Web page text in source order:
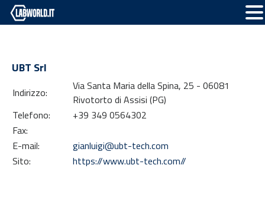
UBT Srl
Indirizzo:
Via Santa Maria della Spina, 25 - 06081
Rivotorto di Assisi (PG)
Telefono:
+39 349 0564302
Fax:
E-mail:
gianluigi@ubt-tech.com
Sito:
https://www.ubt-tech.com//